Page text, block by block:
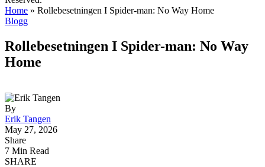
Home » Rollebesetningen I Spider-man: No Way Home
Blogg
Rollebesetningen I Spider-man: No Way
Home
By
Erik Tangen
May 27, 2026
Share
7 Min Read
SHARE